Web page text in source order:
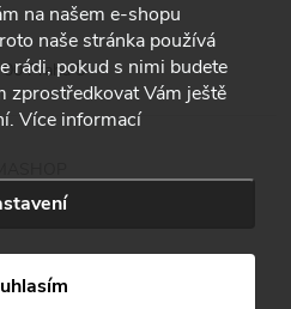
na našem e-shopu
naše stránka používá
rádi, pokud s nimi budete
zprostředkovat Vám ještě
Více informací
00 Praha 5